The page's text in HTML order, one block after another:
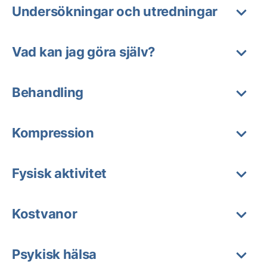
Undersökningar och utredningar
Vad kan jag göra själv?
Behandling
Kompression
Fysisk aktivitet
Kostvanor
Psykisk hälsa